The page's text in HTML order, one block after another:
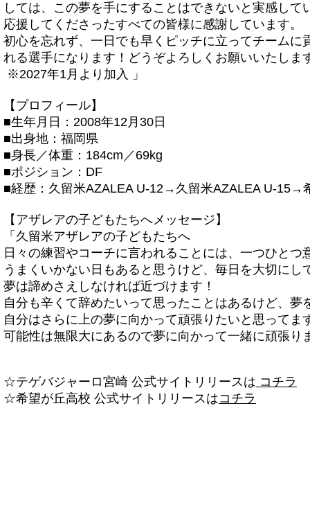
しては、この夢を手にすることはできないと実感して
応援してくださったすべての皆様に感謝しています。
初心を忘れず、一日でも早くピッチに立ってチーム
れる選手になります！どうぞよろしくお願いいたしま
※2027年1月より加入 」
【プロフィール】
■生年月日：2008年12月30日
■出身地：福岡県
■身長／体重：184cm／69kg
■ポジション：DF
■経歴：久留米AZALEA U-12→久留米AZALEA U-15→
【アザレアの子どもたちへメッセージ】
「久留米アザレアの子どもたちへ
日々の練習やコーチに言われることには、一つひとつ
うまくいかない日もあると思うけど、毎日を大切にし
夢は諦めさえしなければ近づけます！
自分も辛くて辞めたいって思ったことはあるけど、
自分はさらに上の夢に向かって頑張りたいと思ってま
可能性は無限大にあるので夢に向かって一緒に頑張り
☆テゲバジャーロ宮崎 公式サイトリリースは コチラ
☆希望が丘高校 公式サイトリリースはコチラ